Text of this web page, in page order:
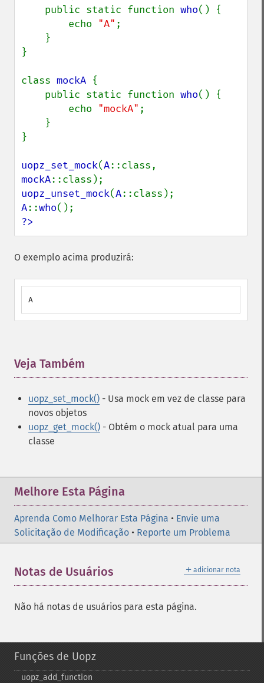
    public static function
who() {
        echo
"A" ;
}
class mockA {
    public static function
who() {
        echo
"mockA" ;
}
uopz_set_mock(A
mockA
uopz_unset_mock(A
A::who
?>
O exemplo acima produzirá:
A
Veja Também
uopz_set_mock() - Usa mock em vez de classe para
novos objetos
uopz_get_mock() - Obtém o mock atual para uma
classe
Melhore Esta Página
Aprenda Como Melhorar Esta Página • Envie uma
Solicitação de Modificação • Reporte um Problema
＋ adicionar nota
Notas de Usuários
Não há notas de usuários para esta página.
Funções de Uopz
uopz_​add_​function